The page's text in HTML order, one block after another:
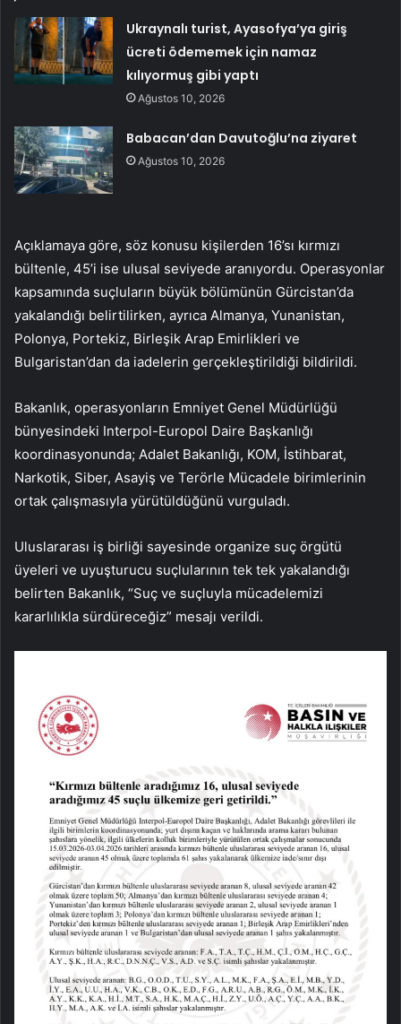
Ukraynalı turist, Ayasofya’ya giriş
ücreti ödememek için namaz
kılıyormuş gibi yaptı
Ağustos 10, 2026
Babacan’dan Davutoğlu’na ziyaret
Ağustos 10, 2026
Açıklamaya göre, söz konusu kişilerden 16’sı kırmızı
bültenle, 45’i ise ulusal seviyede aranıyordu. Operasyonlar
kapsamında suçluların büyük bölümünün Gürcistan’da
yakalandığı belirtilirken, ayrıca Almanya, Yunanistan,
Polonya, Portekiz, Birleşik Arap Emirlikleri ve
Bulgaristan’dan da iadelerin gerçekleştirildiği bildirildi.
Bakanlık, operasyonların Emniyet Genel Müdürlüğü
bünyesindeki Interpol-Europol Daire Başkanlığı
koordinasyonunda; Adalet Bakanlığı, KOM, İstihbarat,
Narkotik, Siber, Asayiş ve Terörle Mücadele birimlerinin
ortak çalışmasıyla yürütüldüğünü vurguladı.
Uluslararası iş birliği sayesinde organize suç örgütü
üyeleri ve uyuşturucu suçlularının tek tek yakalandığı
belirten Bakanlık, “Suç ve suçluyla mücadelemizi
kararlılıkla sürdüreceğiz” mesajı verildi.